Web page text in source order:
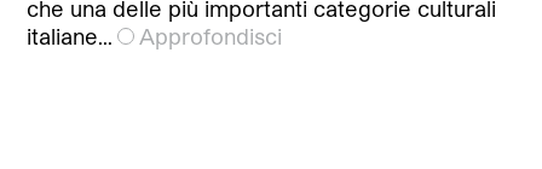
che una delle più importanti categorie culturali
italiane…
Approfondisci